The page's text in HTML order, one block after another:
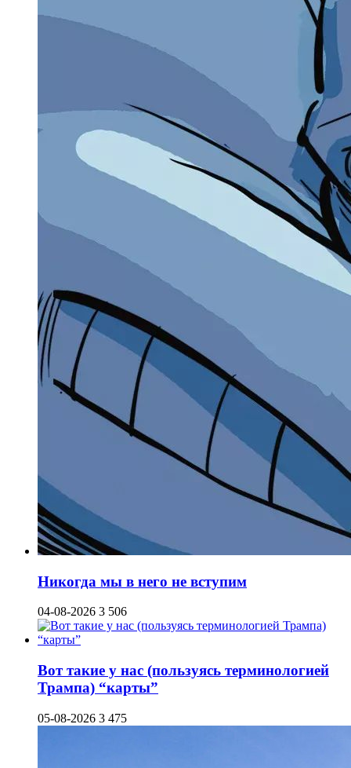
Никогда мы в него не вступим
04-08-2026 3 506
Вот такие у нас (пользуясь терминологией
Трампа) “карты”
05-08-2026 3 475